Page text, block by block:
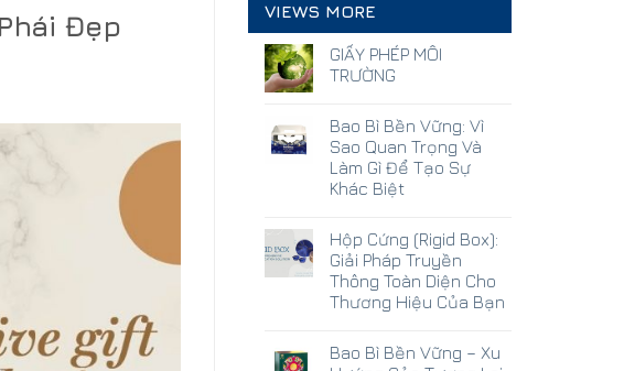
Đẹp VIEWS MORE
GIẤY PHÉP MÔI
TRƯỜNG
Bao Bì Bền Vững: Vì
Sao Quan Trọng Và
Làm Gì Để Tạo Sự
Khác Biệt
Hộp Cứng (Rigid Box):
Giải Pháp Truyền
Thông Toàn Diện Cho
Thương Hiệu Của Bạn
Bao Bì Bền Vững – Xu